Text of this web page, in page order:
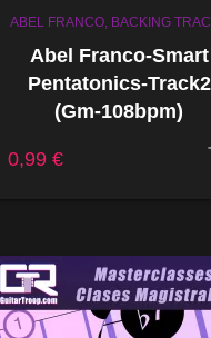
ABEL FRANCO BACKING
Abel Franco-Smart
Pentatonics-Track2
(Gm-108bpm)
0,99 €